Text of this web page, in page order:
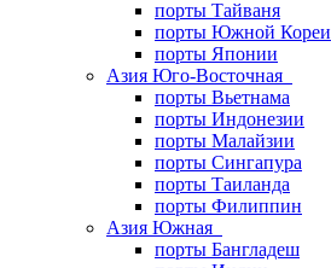
порты Тайваня
порты Южной Кореи
порты Японии
Азия Юго-Восточная
порты Вьетнама
порты Индонезии
порты Малайзии
порты Сингапура
порты Таиланда
порты Филиппин
Азия Южная
порты Бангладеш